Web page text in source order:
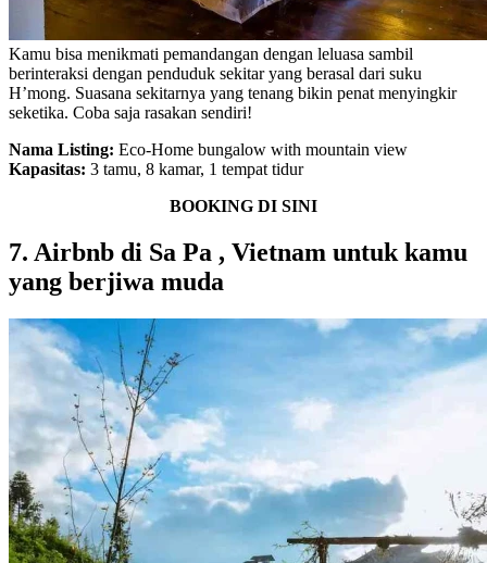
Kamu bisa menikmati pemandangan dengan leluasa sambil
berinteraksi dengan penduduk sekitar yang berasal dari suku
H’mong. Suasana sekitarnya yang tenang bikin penat menyingkir
seketika. Coba saja rasakan sendiri!
Nama Listing: Eco-Home bungalow with mountain view
Kapasitas: 3 tamu, 8 kamar, 1 tempat tidur
BOOKING DI SINI
7. Airbnb di Sa Pa , Vietnam untuk kamu
yang berjiwa muda